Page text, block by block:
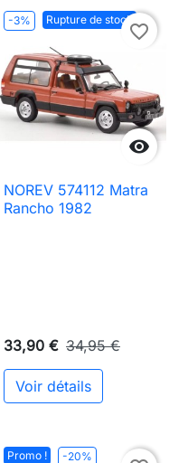
-3% Rupture de stock

favorite_border
NOREV 574112 Matra
Rancho 1982
33,90 € 34,95 €
Voir détails
Promo ! -20%